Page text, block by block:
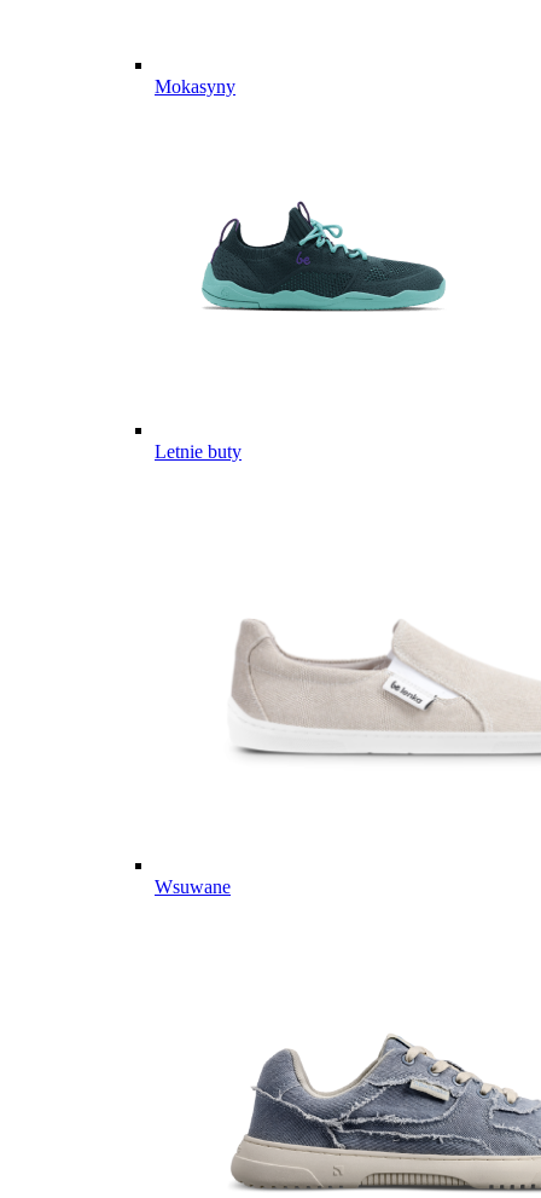
Mokasyny
Letnie buty
Wsuwane